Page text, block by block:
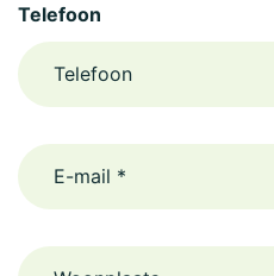
Telefoon
email
Woonplaats